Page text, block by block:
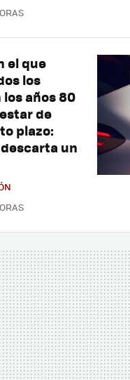
el que
los
años 80
de
plazo:
un